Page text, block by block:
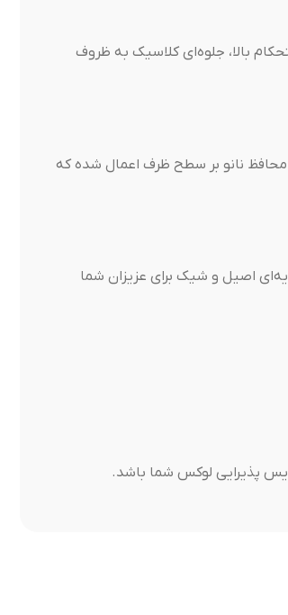
بالا، جلوه‌ای کلاسیک به ظروف
نانو بر سطح ظرف اعمال شده که
اصیل و شیک برای عزیزان شما
پذیرایی لوکس شما باشد.